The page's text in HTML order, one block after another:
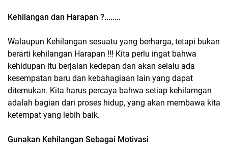
Kehilangan dan Harapan ?........
Walaupun Kehilangan sesuatu yang berharga, tetapi bukan
berarti kehilangan Harapan !!! Kita perlu ingat bahwa
kehidupan itu berjalan kedepan dan akan selalu ada
kesempatan baru dan kebahagiaan lain yang dapat
ditemukan. Kita harus percaya bahwa setiap kehilamgan
adalah bagian dari proses hidup, yang akan membawa kita
ketempat yang lebih baik.
Gunakan Kehilangan Sebagai Motivasi